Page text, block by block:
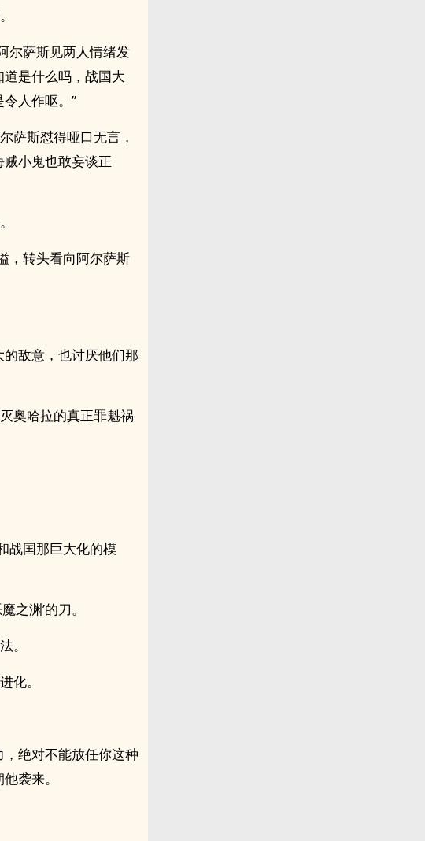
尔萨斯见两人情绪发
是什么吗，战国大
人作呕。”
萨斯怼得哑口无言，
小鬼也敢妄谈正
，转头看向阿尔萨斯
敌意，也讨厌他们那
奥哈拉的真正罪魁祸
战国那巨大化的模
之渊’的刀。
。
化。
绝对不能放任你这种
袭来。